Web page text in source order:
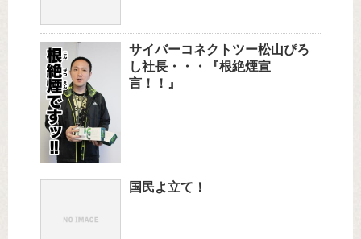
サイバーコネクトツー松山ぴろ
し社長・・・『根絶煙宣
言！！』
国民よ立て！